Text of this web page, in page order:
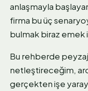
anlaşmayla
firma bu üç
bulmak biraz emek
Bu rehberde peyzaj
netleştireceğim,
gerçekten işe